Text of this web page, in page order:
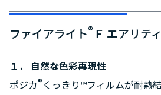
ファイアライト® Ｆ エアリテ
１． 自然な色彩再現性
ポジカ® くっきり™フィルムが耐熱